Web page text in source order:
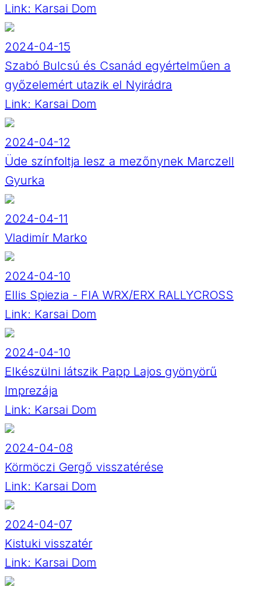
Link: Karsai Dom
2024-04-15
Szabó Bulcsú és Csanád egyértelműen a
győzelemért utazik el Nyirádra
Link: Karsai Dom
2024-04-12
Üde színfoltja lesz a mezőnynek Marczell
Gyurka
2024-04-11
Vladimír Marko
2024-04-10
Ellis Spiezia - FIA WRX/ERX RALLYCROSS
Link: Karsai Dom
2024-04-10
Elkészülni látszik Papp Lajos gyönyörű
Imprezája
Link: Karsai Dom
2024-04-08
Körmöczi Gergő visszatérése
Link: Karsai Dom
2024-04-07
Kistuki visszatér
Link: Karsai Dom